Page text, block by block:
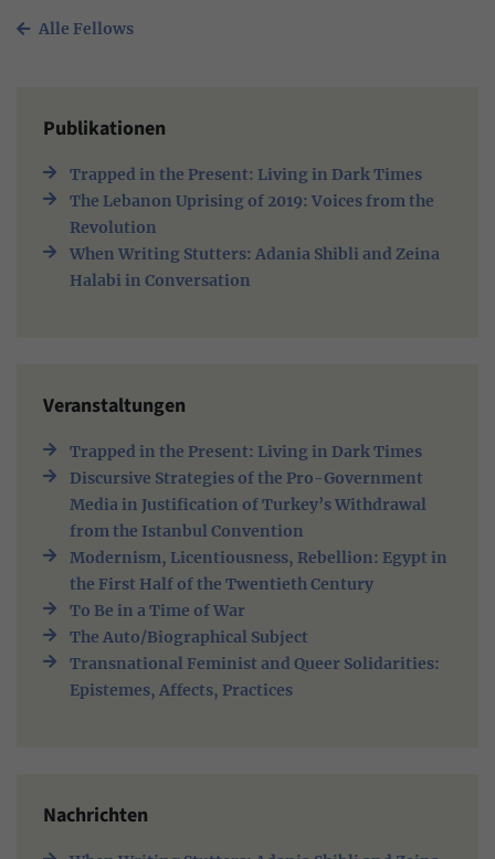
Alle Fellows
Publikationen
Trapped in the Present: Living in Dark Times
The Lebanon Uprising of 2019: Voices from the
Revolution
When Writing Stutters: Adania Shibli and Zeina
Halabi in Conversation
Veranstaltungen
Trapped in the Present: Living in Dark Times
Discursive Strategies of the Pro-Government
Media in Justification of Turkey’s Withdrawal
from the Istanbul Convention
Modernism, Licentiousness, Rebellion: Egypt in
the First Half of the Twentieth Century
To Be in a Time of War
The Auto/Biographical Subject
Transnational Feminist and Queer Solidarities:
Epistemes, Affects, Practices
Nachrichten